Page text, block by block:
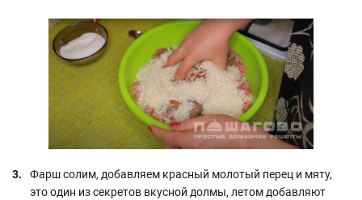
Фарш солим, добавляем красный молотый перец и мяту,
это один из секретов вкусной долмы, летом добавляют